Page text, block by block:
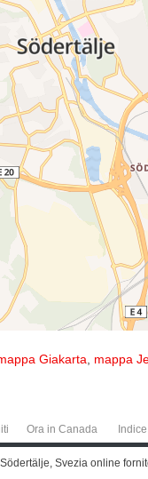
Giakarta mappa
Ora in Canada
Svezia online